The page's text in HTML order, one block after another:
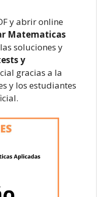
y abrir online
Matematicas
soluciones y
y
gracias a la
y los estudiantes